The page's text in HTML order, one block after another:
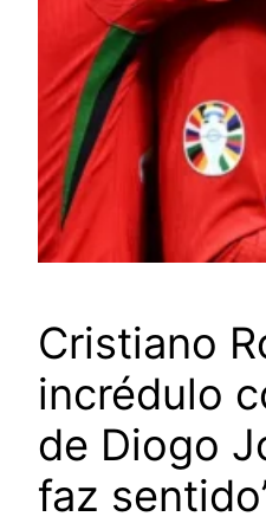
Cristiano
incrédulo
de Diogo
faz